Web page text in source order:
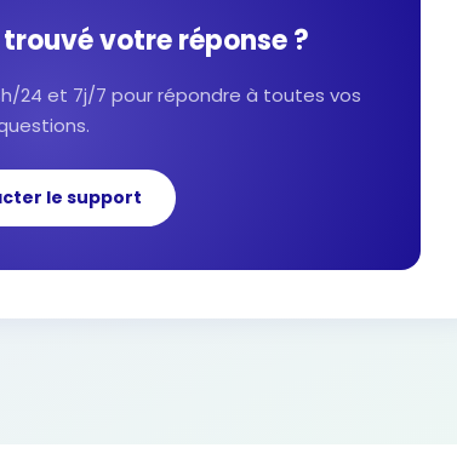
votre réponse ?
24 et 7j/7 pour répondre à toutes vos
le support